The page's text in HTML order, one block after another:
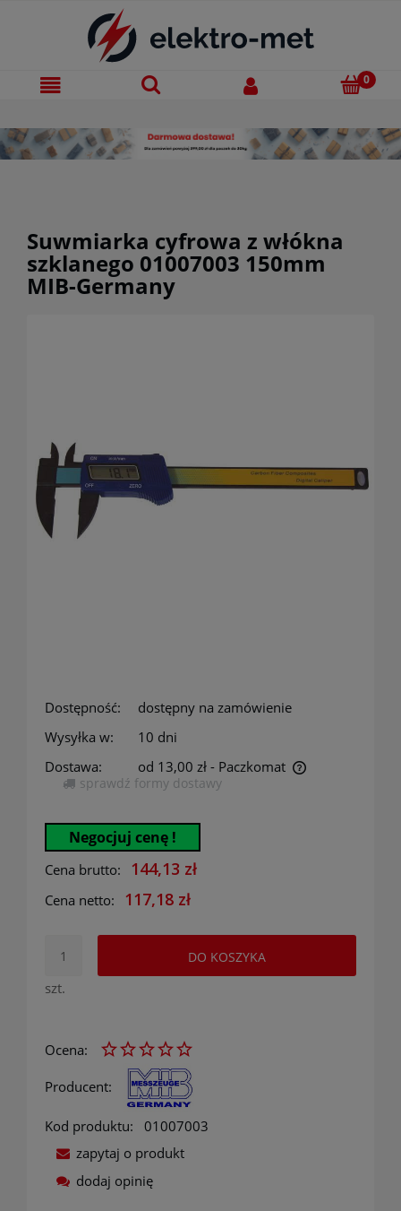
Suwmiarka cyfrowa z włókna
szklanego 01007003 150mm
MIB-Germany
Dostępność:
dostępny na zamówienie
Wysyłka w:
10 dni
Dostawa:
od 13,00 zł - Paczkomat
Cena nie zawiera ewentualnych kosztów płatności
sprawdź formy dostawy
Negocjuj cenę !
Cena brutto: 144,13 zł
Cena netto: 117,18 zł
szt.
DO KOSZYKA
Ocena:
Producent:
Kod produktu:
01007003
zapytaj o produkt
dodaj opinię